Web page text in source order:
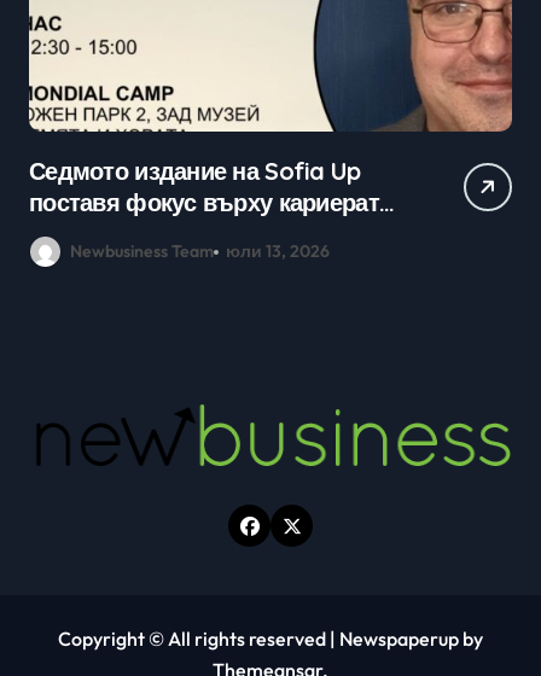
Практически уроци по бизнес и
кариерно развитие събраха
млади хора на SOFIA UP
Newbusiness Team юни 26, 2026
Copyright © All rights reserved | Newspaperup by
Themeansar.